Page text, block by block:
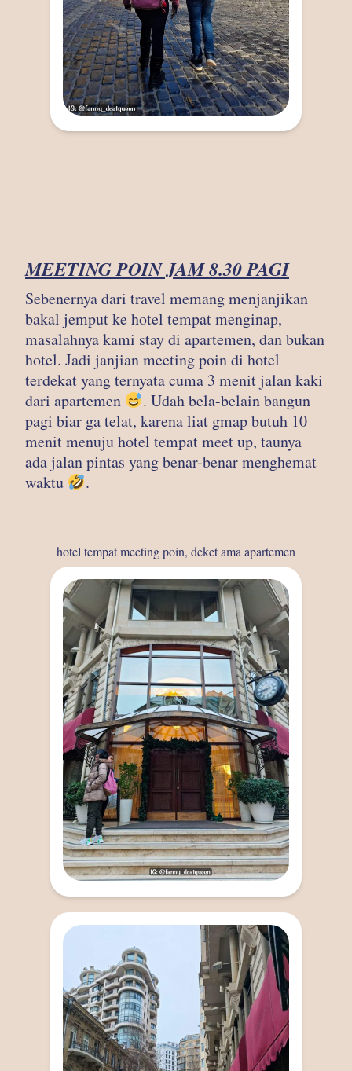
MEETING POIN JAM 8.30 PAGI
Sebenernya dari travel memang menjanjikan
bakal jemput ke hotel tempat menginap,
masalahnya kami stay di apartemen, dan bukan
hotel. Jadi janjian meeting poin di hotel
terdekat yang ternyata cuma 3 menit jalan kaki
dari apartemen
. Udah bela-belain bangun
pagi biar ga telat, karena liat gmap butuh 10
menit menuju hotel tempat meet up, taunya
ada jalan pintas yang benar-benar menghemat
waktu
.
hotel tempat meeting poin, deket ama apartemen